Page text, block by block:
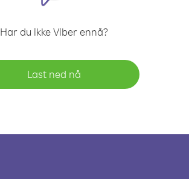
Har du ikke Viber ennå?
Last ned nå